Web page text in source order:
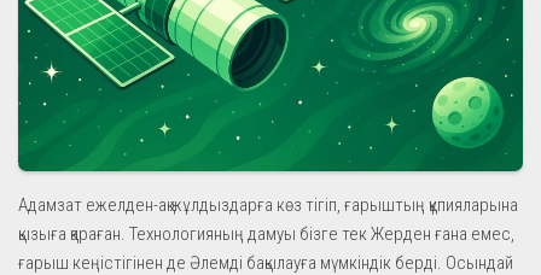
Адамзат ежелден-ақ жұлдыздарға көз тігіп, ғарыштың құпияларына
қызыға қараған. Технологияның дамуы бізге тек Жерден ғана емес,
ғарыш кеңістігінен де Әлемді бақылауға мүмкіндік берді. Осындай